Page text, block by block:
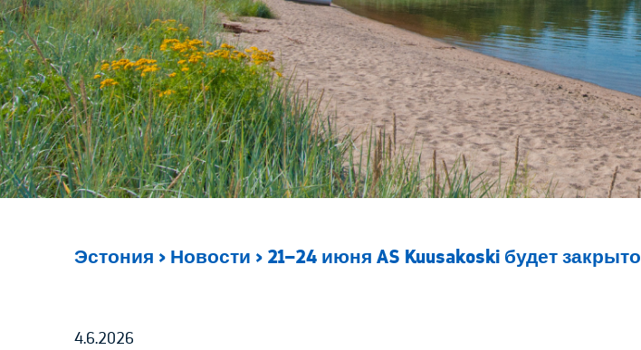
Эстония > Новости > 21–24 июня AS Kuusakoski будет закрыто
4.6.2026